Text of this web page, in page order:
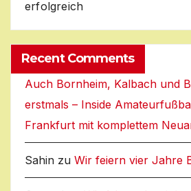
erfolgreich
Recent Comments
Auch Bornheim, Kalbach und
erstmals – Inside
Frankfurt mit komplettem
Sahin zu Wir feiern vier Jahre